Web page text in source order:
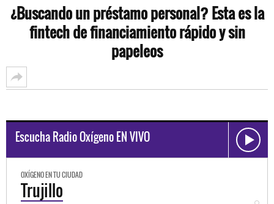
¿Buscando un préstamo personal? Esta es la
fintech de financiamiento rápido y sin
papeleos
Escucha Radio Oxígeno EN VIVO
OXÍGENO EN TU CIUDAD
Trujillo